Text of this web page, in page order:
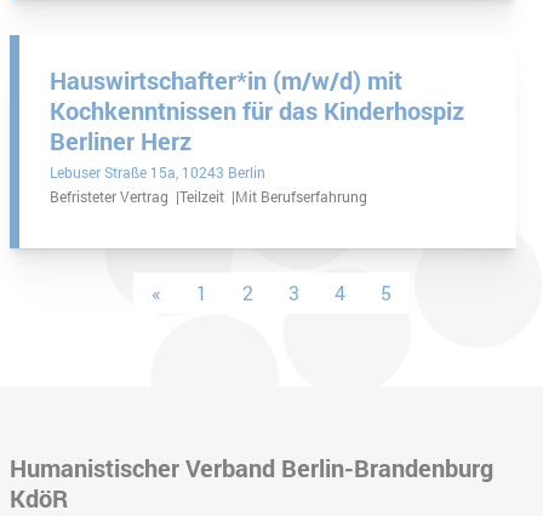
Hauswirtschafter*in (m/w/d) mit
Kochkenntnissen für das Kinderhospiz
Berliner Herz
Lebuser Straße 15a 10243 Berlin
Befristeter Vertrag
Teilzeit Mit Berufserfahrung
« 1 2 3 4 5
Humanistischer Verband Berlin-Brandenburg
KdöR